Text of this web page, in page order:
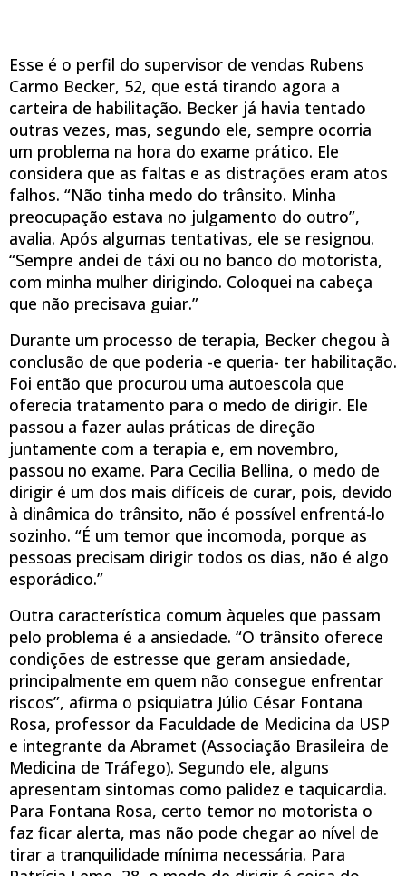
Esse é o perfil do supervisor de vendas Rubens
Carmo Becker, 52, que está tirando agora a
carteira de habilitação. Becker já havia tentado
outras vezes, mas, segundo ele, sempre ocorria
um problema na hora do exame prático. Ele
considera que as faltas e as distrações eram atos
falhos. “Não tinha medo do trânsito. Minha
preocupação estava no julgamento do outro”,
avalia. Após algumas tentativas, ele se resignou.
“Sempre andei de táxi ou no banco do motorista,
com minha mulher dirigindo. Coloquei na cabeça
que não precisava guiar.”
Durante um processo de terapia, Becker chegou à
conclusão de que poderia -e queria- ter habilitação.
Foi então que procurou uma autoescola que
oferecia tratamento para o medo de dirigir. Ele
passou a fazer aulas práticas de direção
juntamente com a terapia e, em novembro,
passou no exame. Para Cecilia Bellina, o medo de
dirigir é um dos mais difíceis de curar, pois, devido
à dinâmica do trânsito, não é possível enfrentá-lo
sozinho. “É um temor que incomoda, porque as
pessoas precisam dirigir todos os dias, não é algo
esporádico.”
Outra característica comum àqueles que passam
pelo problema é a ansiedade. “O trânsito oferece
condições de estresse que geram ansiedade,
principalmente em quem não consegue enfrentar
riscos”, afirma o psiquiatra Júlio César Fontana
Rosa, professor da Faculdade de Medicina da USP
e integrante da Abramet (Associação Brasileira de
Medicina de Tráfego). Segundo ele, alguns
apresentam sintomas como palidez e taquicardia.
Para Fontana Rosa, certo temor no motorista o
faz ficar alerta, mas não pode chegar ao nível de
tirar a tranquilidade mínima necessária. Para